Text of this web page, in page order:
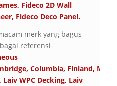
, Fideco 2D Wall
, Fideco Deco Panel.
merk yang bagus
referensi
, Columbia, Finland, Malta
Laiv WPC Decking, Laiv